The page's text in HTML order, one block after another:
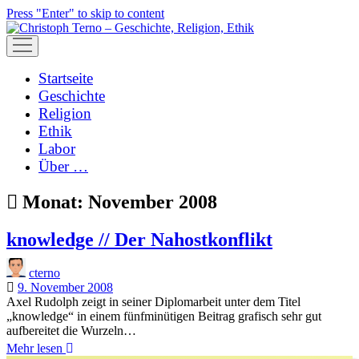
Press "Enter" to skip to content
open
menu
Startseite
Geschichte
Religion
Ethik
Labor
Über …
Monat: November 2008
knowledge // Der Nahostkonflikt
cterno
9. November 2008
Axel Rudolph zeigt in seiner Diplomarbeit unter dem Titel
„knowledge“ in einem fünfminütigen Beitrag grafisch sehr gut
aufbereitet die Wurzeln…
Mehr lesen knowledge